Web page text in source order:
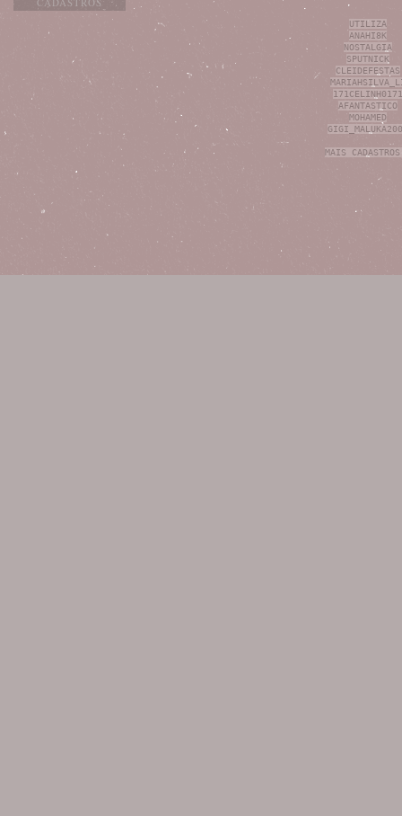
UTILIZA
ANAHI8K
NOSTALGIA
SPUTNICK
CLEIDEFESTAS
171CELINH0171
AFANTASTICO
MOHAMED
MAIS